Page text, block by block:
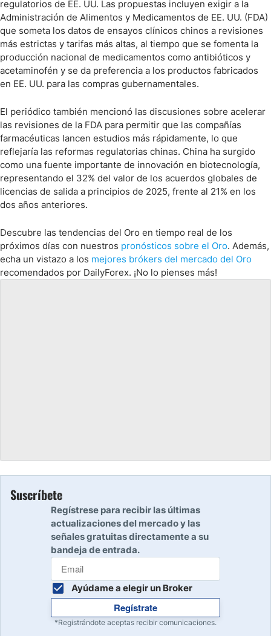
regulatorios de EE. UU. Las propuestas incluyen exigir a la
Administración de Alimentos y Medicamentos de EE. UU. (FDA)
que someta los datos de ensayos clínicos chinos a revisiones
más estrictas y tarifas más altas, al tiempo que se fomenta la
producción nacional de medicamentos como antibióticos y
acetaminofén y se da preferencia a los productos fabricados
en EE. UU. para las compras gubernamentales.
El periódico también mencionó las discusiones sobre acelerar
las revisiones de la FDA para permitir que las compañías
farmacéuticas lancen estudios más rápidamente, lo que
reflejaría las reformas regulatorias chinas. China ha surgido
como una fuente importante de innovación en biotecnología,
representando el 32% del valor de los acuerdos globales de
licencias de salida a principios de 2025, frente al 21% en los
dos años anteriores.
Descubre las tendencias del Oro en tiempo real de los
próximos días con nuestros pronósticos sobre el Oro. Además,
echa un vistazo a los mejores brókers del mercado del Oro
recomendados por DailyForex. ¡No lo pienses más!
Suscríbete
Regístrese para recibir las últimas
actualizaciones del mercado y las
señales gratuitas directamente a su
bandeja de entrada.
Ayúdame a elegir un Broker
Regístrate
*Registrándote aceptas recibir comunicaciones.